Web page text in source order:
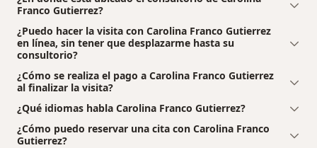
Franco Gutierrez?
¿Puedo hacer la visita con Carolina Franco Gutierrez
en línea, sin tener que desplazarme hasta su
consultorio?
¿Cómo se realiza el pago a Carolina Franco Gutierrez
al finalizar la visita?
¿Qué idiomas habla Carolina Franco Gutierrez?
¿Cómo puedo reservar una cita con Carolina Franco
Gutierrez?